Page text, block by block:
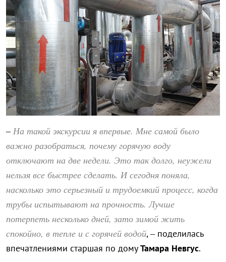
–На такой экскурсии я впервые. Мне самой было
важно разобраться, почему горячую воду
отключают на две недели. Это так долго, неужели
нельзя все быстрее сделать. И сегодня поняла,
насколько это серьезный и трудоемкий процесс, когда
трубы испытывают на прочность. Лучше
потерпеть несколько дней, зато зимой жить
спокойно, в тепле и с горячей водой, – поделилась
впечатлениями старшая по домуТамара Невгус.